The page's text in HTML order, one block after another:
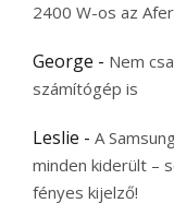
2400 W-os az
George - Nem
számítógép is
Leslie - A
minden kiderült –
fényes kijelző!